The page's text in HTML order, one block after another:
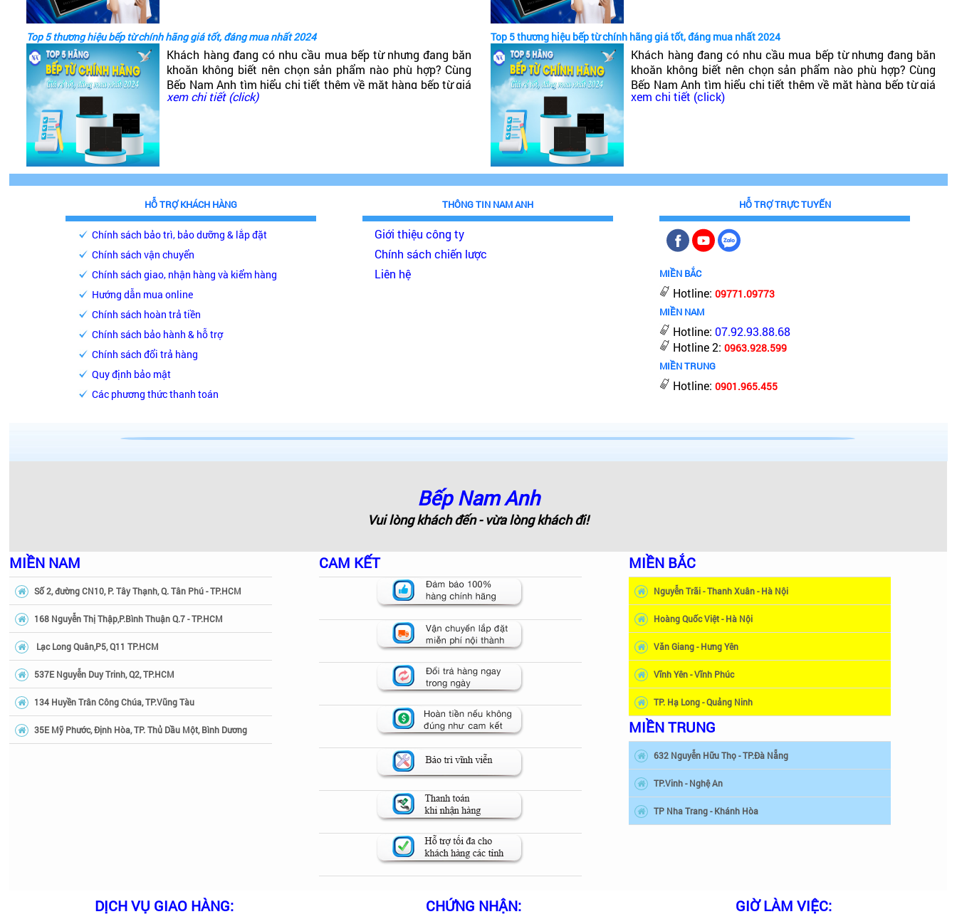
Top 5 thương hiệu bếp từ chính hãng giá tốt, đáng mua nhất 2024
Khách hàng đang có nhu cầu mua bếp từ nhưng đang băn
khoăn không biết nên chọn sản phẩm nào phù hợp? Cùng
Bếp Nam Anh tìm hiểu chi tiết thêm về mặt hàng bếp từ giá
phải chăng, chất lượng cao, đáng mua nhất 2024!
xem chi tiết (click)
Top 5 thương hiệu bếp từ chính hãng giá tốt, đáng mua nhất 2024
Khách hàng đang có nhu cầu mua bếp từ nhưng đang băn
khoăn không biết nên chọn sản phẩm nào phù hợp? Cùng
Bếp Nam Anh tìm hiểu chi tiết thêm về mặt hàng bếp từ giá
phải chăng, chất lượng cao, đáng mua nhất 2024!
xem chi tiết (click)
HỖ TRỢ KHÁCH HÀNG
Chính sách bảo trì, bảo dưỡng & lắp đặt
Chính sách vận chuyển
Chính sách giao, nhận hàng và kiểm hàng
Hướng dẫn mua online
Chính sách hoàn trả tiền
Chính sách bảo hành & hỗ trợ
Chính sách đổi trả hàng
Quy định bảo mật
Các phương thức thanh toán
THÔNG TIN NAM ANH
Giới thiệu công ty
Chính sách chiến lược
Liên hệ
HỖ TRỢ TRỰC TUYẾN
MIỀN BẮC
Hotline:09771.09773
MIỀN NAM
Hotline:07.92.93.88.68
Hotline 2:0963.928.599
MIỀN TRUNG
Hotline:0901.965.455
Bếp Nam Anh
Vui lòng khách đến - vừa lòng khách đi!
MIỀN NAM
Số 2, đường CN10, P. Tây Thạnh, Q. Tân Phú - TP.HCM
168 Nguyễn Thị Thập,P.Bình Thuận Q.7 - TP.HCM
Lạc Long Quân,P5, Q11 TP.HCM
537E Nguyễn Duy Trinh, Q2, TP.HCM
134 Huyền Trân Công Chúa, TP.Vũng Tàu
35E Mỹ Phước, Định Hòa, TP. Thủ Dầu Một, Bình Dương
CAM KẾT MIỀN BẮC
Nguyễn Trãi - Thanh Xuân - Hà Nội
Hoàng Quốc Việt - Hà Nội
Văn Giang - Hưng Yên
Vĩnh Yên - Vĩnh Phúc
TP. Hạ Long - Quảng Ninh
MIỀN TRUNG
632 Nguyễn Hữu Thọ - TP.Đà Nẵng
TP.Vinh - Nghệ An
TP Nha Trang - Khánh Hòa
DỊCH VỤ GIAO HÀNG: CHỨNG NHẬN: GIỜ LÀM VIỆC: